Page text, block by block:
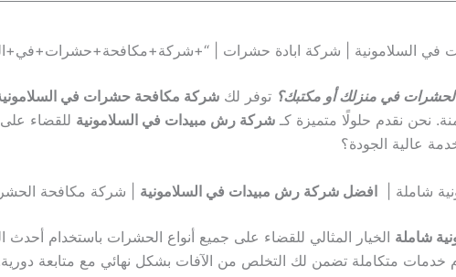
في منزلك أو مكتبك؟ توفر لك شركة مكافحة حشرات في
نحن نقدم حلولًا متميزة كـ شركة رش مبيدات في السلامونية للقضاء على
عالية الجودة؟
افضل شركة رش مبيدات في السلامونية | شركة مكافحة
شاملة الخيار المثالي للقضاء على جميع أنواع الحشرات باستخدام أحدث
خدمات متكاملة تضمن لك التخلص من الآفات بشكل نهائي مع متابعة دورية.